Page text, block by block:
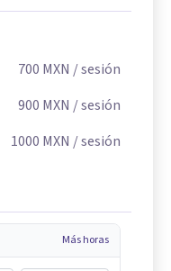
700 MXN / sesión
900 MXN / sesión
1000 MXN / sesión
Más horas